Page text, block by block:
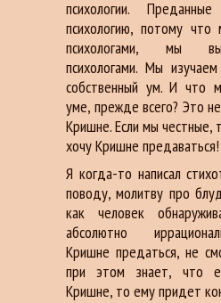
психологии.
психологию, потому что
психологами, мы
психологами. Мы
собственный ум. И что
уме, прежде всего? Это
Кришне. Если мы честные,
хочу Кришне
Я когда-то написал
поводу, молитву про
как человек
абсолютно
Кришне предаться, не
при этом знает, что
Кришне, то ему придет